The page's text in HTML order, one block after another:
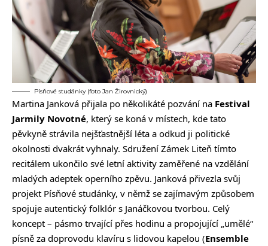
Písňové studánky (foto Jan Žirovnický)
Martina Janková přijala po několikáté pozvání na Festival
Jarmily Novotné, který se koná v místech, kde tato
pěvkyně strávila nejšťastnější léta a odkud ji politické
okolnosti dvakrát vyhnaly. Sdružení Zámek Liteň tímto
recitálem ukončilo své letní aktivity zaměřené na vzdělání
mladých adeptek operního zpěvu. Janková přivezla svůj
projekt Písňové studánky, v němž se zajímavým způsobem
spojuje autentický folklór s Janáčkovou tvorbou. Celý
koncept – pásmo trvající přes hodinu a propojující „umělé“
písně za doprovodu klavíru s lidovou kapelou (Ensemble